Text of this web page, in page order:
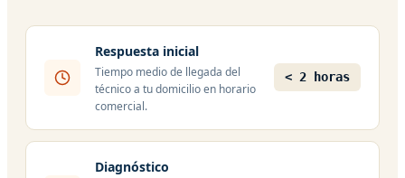
Respuesta inicial
Tiempo medio de llegada del
técnico a tu domicilio en horario
comercial.
< 2 horas
Diagnóstico